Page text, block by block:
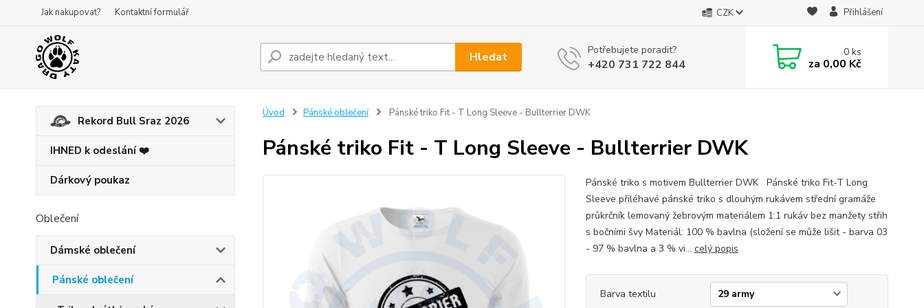
Jak nakupovat? Kontaktní formulář CZK Přihlášení
Hledat Potřebujete poradit?
+420 731 722 844
0ks
za 0,00 Kč
Rekord Bull Sraz 2026
IHNED k odeslání ❤️
Dárkový poukaz
Oblečení
Dámské oblečení
Pánské oblečení
Úvod Pánské oblečení Pánské triko Fit - T Long Sleeve - Bullterrier DWK
Pánské triko Fit - T Long Sleeve - Bullterrier DWK
Pánské triko s motivem Bullterrier DWK Pánské triko Fit-T Long
Sleeve přiléhavé pánské triko s dlouhým rukávem střední gramáže
průkrčník lemovaný žebrovým materiálem 1:1 rukáv bez manžety střih
s bočními švy Materiál: 100 % bavlna (složení se může lišit - barva 03
- 97 % bavlna a 3 % vi... celý popis
Barva textilu